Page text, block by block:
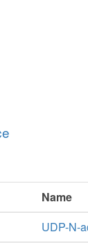
Name
UDP-N-